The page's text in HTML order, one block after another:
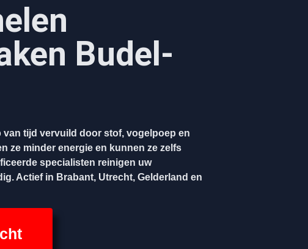
Budel-
tijd vervuild door stof, vogelpoep en
ze minder energie en kunnen ze zelfs
specialisten reinigen uw
Actief in Brabant, Utrecht, Gelderland en